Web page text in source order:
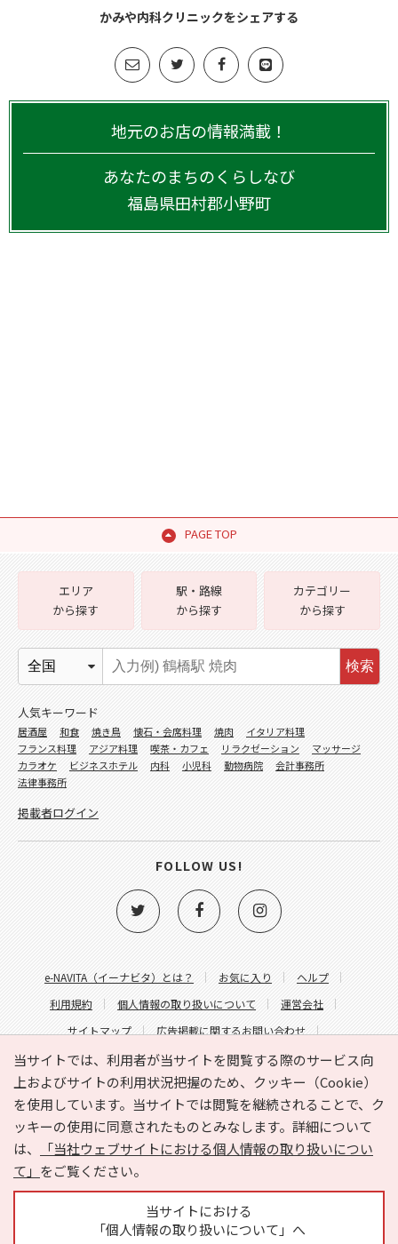
かみや内科クリニックをシェアする
地元のお店の情報満載！
あなたのまちのくらしなび
福島県田村郡小野町
PAGE TOP
当サイトでは、利用者が当サイトを閲覧する際のサービス向
上およびサイトの利用状況把握のため、クッキー（Cookie）
を使用しています。当サイトでは閲覧を継続されることで、ク
ッキーの使用に同意されたものとみなします。詳細について
は、
「当社ウェブサイトにおける個人情報の取り扱いについ
て」 をご覧ください。
当サイトにおける
「個人情報の取り扱いについて」へ
e-NAVITA（イーナビタ）とは？ お気に入り
ヘルプ
利用規約
個人情報の取り扱いについて
運営会社
サイトマップ
広告掲載に関するお問い合わせ
サイトの内容に関するお問い合わせ
エリア
から探す
駅・路線
から探す
カテゴリー
から探す
検索
人気キーワード
居酒屋 和食 焼き鳥 懐石・会席料理 焼肉
イタリア料理
フランス料理
アジア料理 喫茶・カフェ リラクゼーション
マッサージ
カラオケ
ビジネスホテル 内科 小児科 動物病院
会計事務所
法律事務所
掲載者ログイン
FOLLOW US!
Copyright © HYOJITO.Co.,Ltd. All Rights Reserved.